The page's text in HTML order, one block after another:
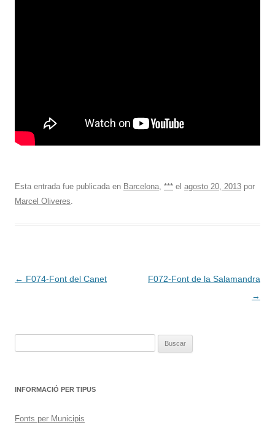
Esta entrada fue publicada en Barcelona, *** el agosto 20, 2013 por
Marcel Oliveres.
Navegación
← F074-Font del Canet
F072-Font de la Salamandra
→
INFORMACIÓ PER TIPUS
Fonts per Municipis